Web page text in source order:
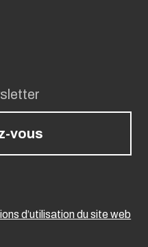
vous
d’utilisation du site web